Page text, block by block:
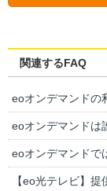
関連するFAQ
eoオンデマンドの
eoオンデマンドは
eoオンデマンドで
【eo光テレビ】提